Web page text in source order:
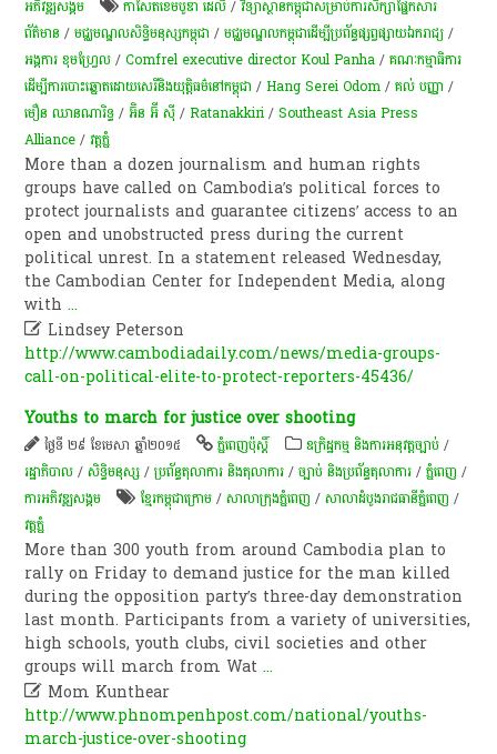
អភិវឌ្ឍ​សង្គម កាសែតខេមបូឌា ដេលី /វិទ្យាស្ថាន​កម្ពុជា​សម្រាប់​ការ​សិក្សា​ផ្នែកសារ​​
ព័ត៌មាន​ /មជ្ឈមណ្ឌលសិទ្ធិមនុស្សកម្ពុជា /មជ្ឈ​មណ្ឌល​កម្ពុជា​ដើម្បី​ប្រព័ន្ធផ្សព្វ​ផ្សាយ​ឯក​រាជ្យ /
អង្គការ ខុមហ្វ្រែល /Comfrel executive director Koul Panha /គណៈកម្មាធិការ
ដើម្បីការបោះឆ្នោតដោយសេរីនិងយុត្តិធម៌នៅកម្ពុជា /Hang Serei Odom /គល់ បញ្ញា /
មឿន ឈានណារិទ្ធ /អ៊ិន អ៊ី ស៊ី /Ratanakkiri /Southeast Asia Press
Alliance /​វត្ត​ភ្នំ
More than a dozen journalism and hu­man rights
groups have called on Cambodia’s political forces to
protect journalists and guarantee citizens’ access to an
open and unobstructed press during the current
political unrest. In a statement released Wednesday,
the Cambodian Center for Independent Media, along
with...
 Lindsey Peterson
http://www.cambodiadaily.com/news/media-groups-
call-on-political-elite-to-protect-reporters-45436/
Youths to march for justice over shooting
ថ្ងៃទី ២៩ ខែមេសា ឆ្នាំ២០១៥ ភ្នំពេញប៉ុស្តិ៍ ឧក្រិដ្ឋកម្ម និងការអនុវត្តច្បាប់ /
រដ្ឋាភិបាល /សិទ្ធិមនុស្ស /ប្រព័ន្ធតុលាការ និងតុលាការ /ច្បាប់ និងប្រព័ន្ធតុលាការ /ភ្នំពេញ /
ការ​អភិវឌ្ឍ​សង្គម
ខ្មែរកម្ពុជាក្រោម /សាលាក្រុងភ្នំពេញ /សាលាដំបូងរាជធានីភ្នំពេញ /
វត្ត​ភ្នំ
More than 300 youth from around Cambodia plan to
rally on Friday to demand justice for the man killed
during the opposition party’s three-day demonstration
last month. Participants from a variety of universities,
high schools, youth clubs, civil societies and other
groups will march from Wat...
 Mom Kunthear
http://www.phnompenhpost.com/national/youths-
march-justice-over-shooting